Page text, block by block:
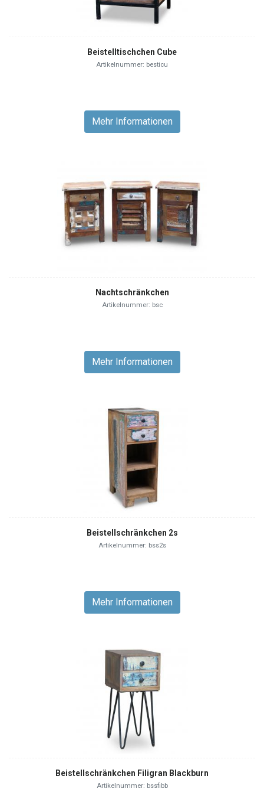
Beistelltischchen Cube
Artikelnummer: besticu
Mehr Informationen
Nachtschränkchen
Artikelnummer: bsc
Mehr Informationen
Beistellschränkchen 2s
Artikelnummer: bss2s
Mehr Informationen
Beistellschränkchen Filigran Blackburn
Artikelnummer: bssfibb